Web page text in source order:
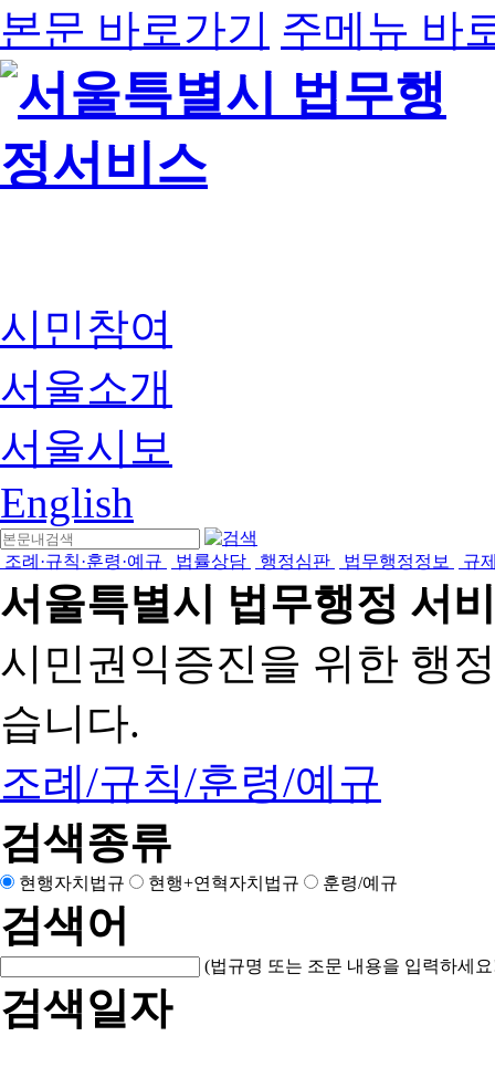
본문 바로가기 주메뉴 바
시민참여
서울소개
서울시보
English
조례·규칙·훈령·예규 법률상담 행정심판 법무행정정보 규
서울특별시 법무행정 서
시민권익증진을 위한 행
습니다.
조례/규칙/훈령/예규
검색종류
현행자치법규 현행+연혁자치법규 훈령/예규
검색어
(법규명 또는 조문 내용을 입력하세
검색일자